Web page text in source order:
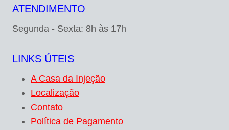
ATENDIMENTO
Segunda - Sexta: 8h às 17h
LINKS ÚTEIS
A Casa da Injeção
Localização
Contato
Política de Pagamento